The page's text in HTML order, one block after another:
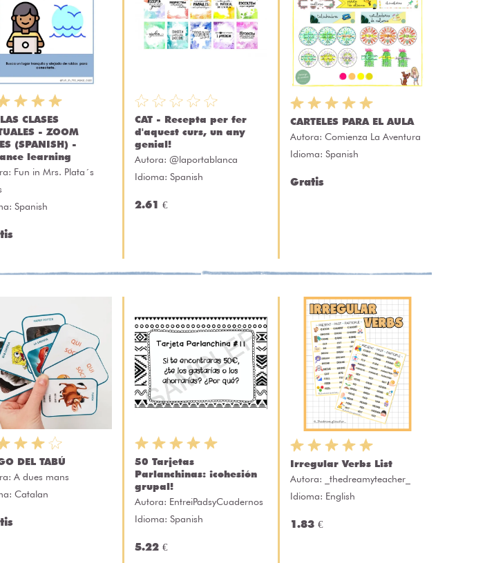
CLASES
- ZOOM
(SPANISH) -
learning
Fun in Mrs. Plata´s
Spanish
CAT - Recepta per fer
d'aquest curs, un any
genial!
Autora: @laportablanca
Idioma: Spanish
2.61 €
CARTELES PARA EL AULA
Autora: Comienza La Aventura
Idioma: Spanish
Gratis
DEL TABÚ
A dues mans
Catalan
50 Tarjetas
Parlanchinas: ¡cohesión
grupal!
Autora: EntreiPadsyCuadernos
Idioma: Spanish
5.22 €
Irregular Verbs List
Autora:
_thedreamyteacher_
Idioma: English
1.83 €